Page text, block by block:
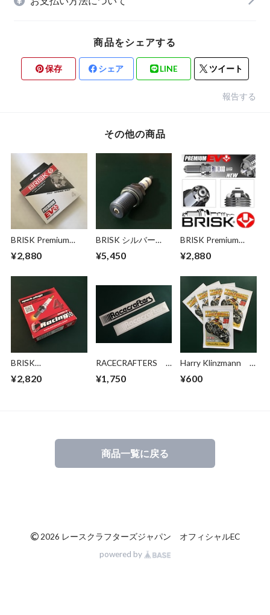
商品をシェアする
保存 シェア LINE ツイート
報告する
その他の商品
BRISK Premium
SXC BFXC) ブリスク
産中止の為、在庫限
り）
¥2,880
BRISK シルバー
Racing（DR08GS/B
レーシングプラグ
（限定販売）
¥5,450
BRISK Premium
BSXC,SXC) ブリス
スパークプラグ（生
産中止の為、在庫限
り）
¥2,880
BRISK
/GR) ブリスク マ
¥2,820
RACECRAFTERS
ズ 切り文字 ステ
¥1,750
Harry Klinzmann
¥600
商品一覧に戻る
©2026 レースクラフターズジャパン オフィシャルEC
powered by